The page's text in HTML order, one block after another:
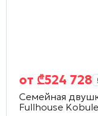
от ₾524 728
Семейная
Fullhouse